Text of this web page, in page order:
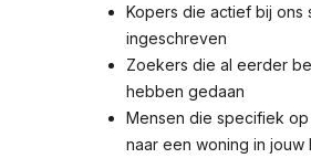
Kopers die actief bij ons
ingeschreven
Zoekers die al eerder
hebben gedaan
Mensen die specifiek
naar een woning in jouw